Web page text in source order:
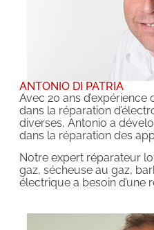
ANTONIO DI PATRIA
Avec 20 ans
dans la réparation
diverses, Antonio a
dans la réparation des
Notre expert réparateur
gaz, sécheuse au gaz,
électrique a besoin d’une